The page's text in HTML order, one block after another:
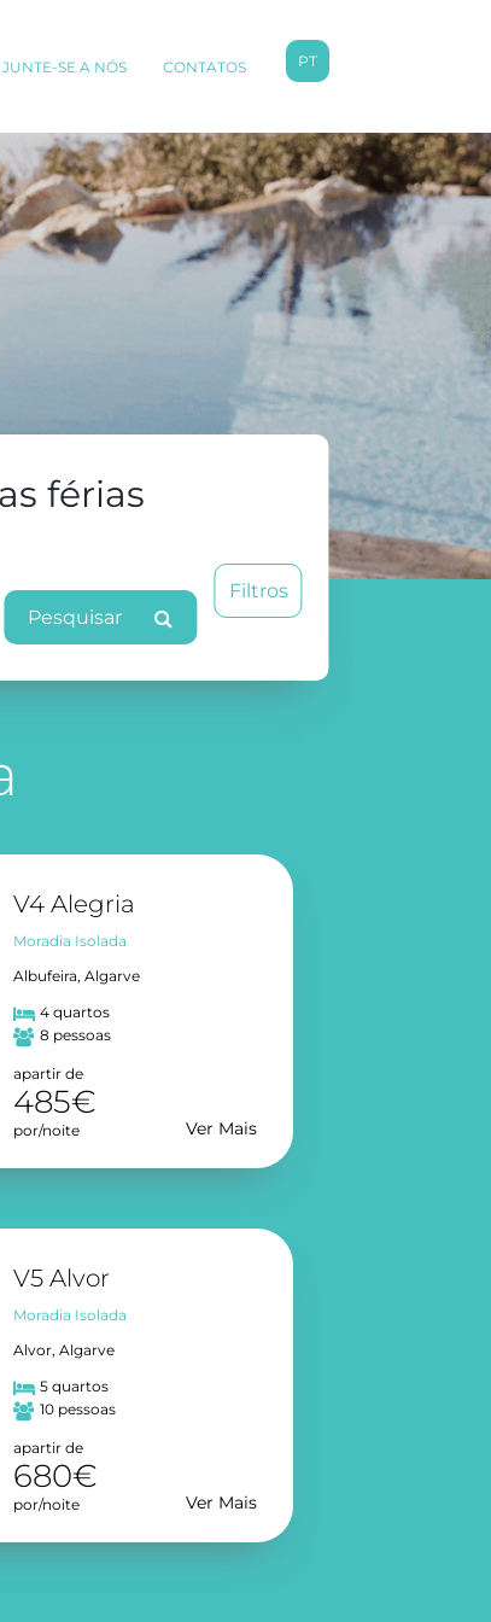
JUNTE-SE A NÓS CONTATOS PT
férias
Pesquisar
Filtros
V4 Alegria
Moradia Isolada
Albufeira, Algarve
4 quartos
8 pessoas
apartir de
485€
por/noite Ver Mais
V5 Alvor
Moradia Isolada
Alvor, Algarve
5 quartos
10 pessoas
apartir de
680€
por/noite Ver Mais